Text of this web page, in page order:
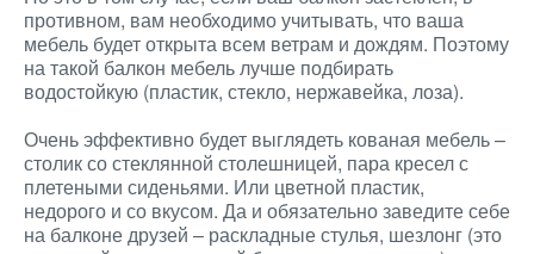
противном, вам необходимо учитывать, что ваша
мебель будет открыта всем ветрам и дождям. Поэтому
на такой балкон мебель лучше подбирать
водостойкую (пластик, стекло, нержавейка, лоза).
Очень эффективно будет выглядеть кованая мебель –
столик со стеклянной столешницей, пара кресел с
плетеными сиденьями. Или цветной пластик,
недорого и со вкусом. Да и обязательно заведите себе
на балконе друзей – раскладные стулья, шезлонг (это